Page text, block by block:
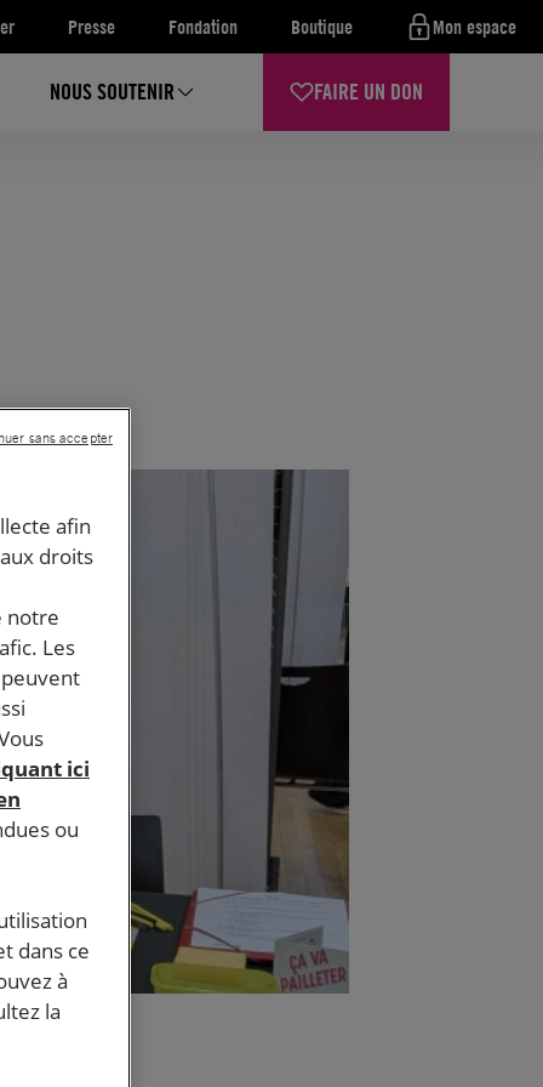
Presse Fondation Boutique Mon espace
NOUS SOUTENIR FAIRE UN DON
afin
droits
notre
Les
ici
ou
dans ce
à
la
sans accepter